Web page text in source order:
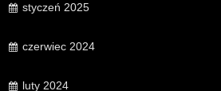
styczeń 2025
czerwiec 2024
luty 2024